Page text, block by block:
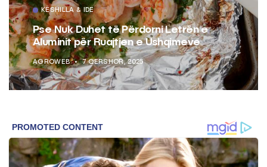
KËSHILLA & IDE
Pse Nuk Duhet të Përdorni Letrën e
Aluminit për Ruajtjen e Ushqimeve
AGROWEB 7 QERSHOR, 2025